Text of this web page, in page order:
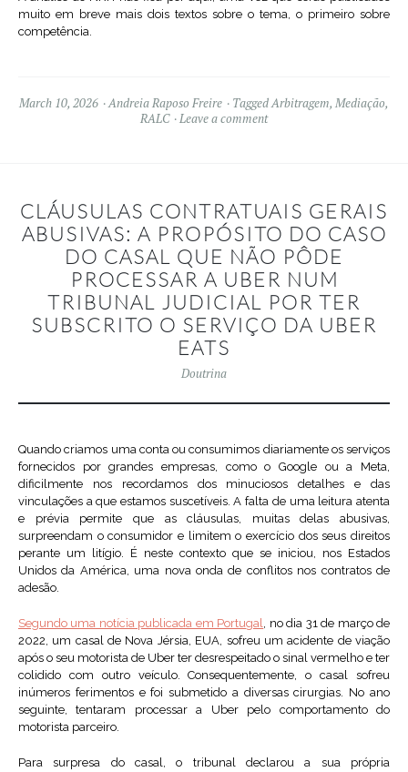
muito em breve mais dois textos sobre o tema, o primeiro sobre
competência.
March 10, 2026 Andreia Raposo Freire TaggedArbitragem, Mediação,
RALC
Leave a comment
CLÁUSULAS CONTRATUAIS GERAIS
ABUSIVAS: A PROPÓSITO DO CASO
DO CASAL QUE NÃO PÔDE
PROCESSAR A UBER NUM
TRIBUNAL JUDICIAL POR TER
SUBSCRITO O SERVIÇO DA UBER
EATS
Doutrina
Quando criamos uma conta ou consumimos diariamente os serviços
fornecidos por grandes empresas, como o Google ou a Meta,
dificilmente nos recordamos dos minuciosos detalhes e das
vinculações a que estamos suscetíveis. A falta de uma leitura atenta
e prévia permite que as cláusulas, muitas delas abusivas,
surpreendam o consumidor e limitem o exercício dos seus direitos
perante um litígio. É neste contexto que se iniciou, nos Estados
Unidos da América, uma nova onda de conflitos nos contratos de
adesão.
Segundo uma notícia publicada em Portugal, no dia 31 de março de
2022, um casal de Nova Jérsia, EUA, sofreu um acidente de viação
após o seu motorista de Uber ter desrespeitado o sinal vermelho e ter
colidido com outro veículo. Consequentemente, o casal sofreu
inúmeros ferimentos e foi submetido a diversas cirurgias. No ano
seguinte, tentaram processar a Uber pelo comportamento do
motorista parceiro.
Para surpresa do casal, o tribunal declarou a sua própria